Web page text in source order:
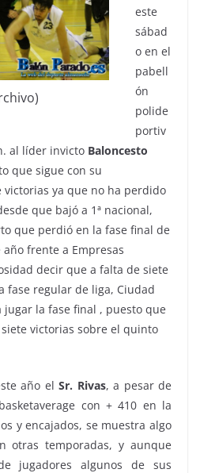
este
sábad
o en el
pabell
ón
polide
portiv
al líder invicto Baloncesto
que sigue con su
ya que no ha perdido
que bajó a 1ª nacional,
que perdió en la fase final de
año frente a Empresas
decir que a falta de siete
fase regular de liga, Ciudad
jugar la fase final , puesto que
victorias sobre el quinto
año el Sr. Rivas, a pesar de
con + 410 en la
y encajados, se muestra algo
otras temporadas, y aunque
jugadores algunos de sus